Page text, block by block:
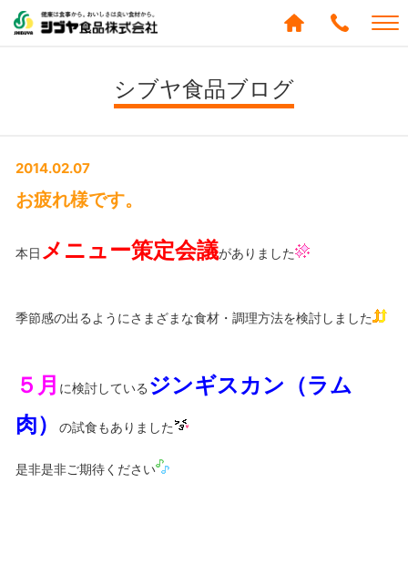
シブヤ食品ブログ
2014.02.07
お疲れ様です。
本日 メニュー策定会議がありました
季節感の出るようにさまざまな食材・調理方法を検討しました
５月 に検討している ジンギスカン（ラム
肉）
の試食もありました
是非是非ご期待ください